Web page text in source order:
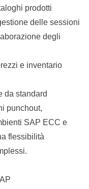
prodotti
delle sessioni
degli
e inventario
da standard
punchout,
SAP ECC e
flessibilità